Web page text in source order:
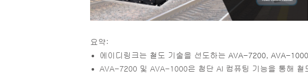
요약:
에이디링크는 철도 기술을 선도하는 AVA-7200 AVA-1000
AVA-7200 및 AVA-1000은 첨단 AI 컴퓨팅 기능을 통해 철